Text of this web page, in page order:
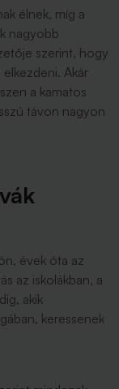
élnek, míg a
nagyobb
szerint, hogy
Akár
a kamatos
távon nagyon
évek óta az
az iskolákban, a
akik
keressenek